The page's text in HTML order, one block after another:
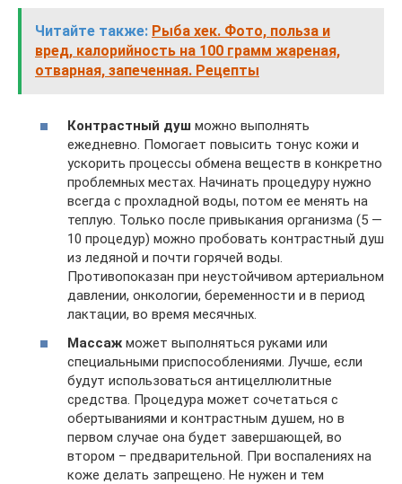
Читайте также: Рыба хек. Фото, польза и
вред, калорийность на 100 грамм жареная,
отварная, запеченная. Рецепты
Контрастный душ можно выполнять
ежедневно. Помогает повысить тонус кожи и
ускорить процессы обмена веществ в конкретно
проблемных местах. Начинать процедуру нужно
всегда с прохладной воды, потом ее менять на
теплую. Только после привыкания организма (5 —
10 процедур) можно пробовать контрастный душ
из ледяной и почти горячей воды.
Противопоказан при неустойчивом артериальном
давлении, онкологии, беременности и в период
лактации, во время месячных.
Массаж может выполняться руками или
специальными приспособлениями. Лучше, если
будут использоваться антицеллюлитные
средства. Процедура может сочетаться с
обертываниями и контрастным душем, но в
первом случае она будет завершающей, во
втором – предварительной. При воспалениях на
коже делать запрещено. Не нужен и тем